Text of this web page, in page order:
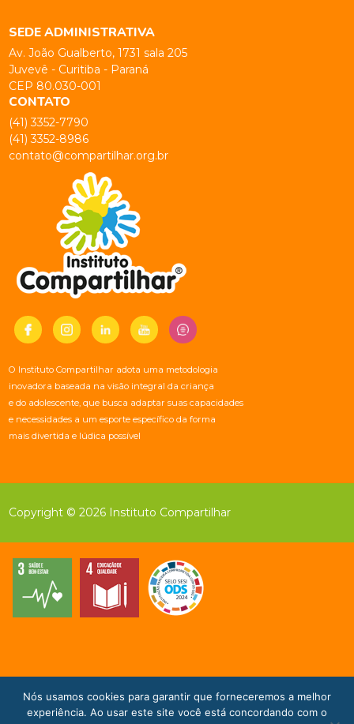
SEDE ADMINISTRATIVA
Av. João Gualberto, 1731 sala 205
Juvevê - Curitiba - Paraná
CEP 80.030-001
CONTATO
(41) 3352-7790
(41) 3352-8986
contato@compartilhar.org.br
O Instituto Compartilhar adota uma metodologia
inovadora baseada na visão integral da criança
e do adolescente, que busca adaptar suas capacidades
e necessidades a um esporte específico da forma
mais divertida e lúdica possível
Copyright © 2026 Instituto Compartilhar
Doe Agora!
Nós usamos cookies para garantir que forneceremos a melhor
experiência. Ao usar este site você está concordando com o